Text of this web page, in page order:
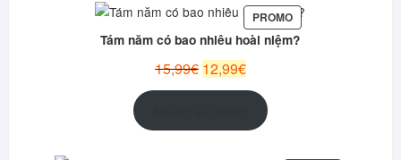
PROMOPRODUIT
EN
PROMOTION
Tám năm có bao nhiêu hoài niệm?
15,99€ Le
prix
12,99€Le
prix
actuel
est :